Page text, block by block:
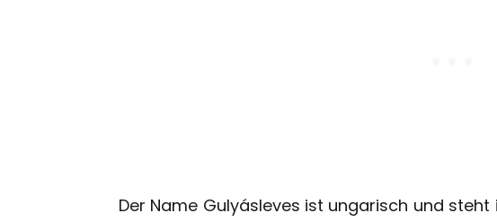
Der Name Gulyásleves ist ungarisch und